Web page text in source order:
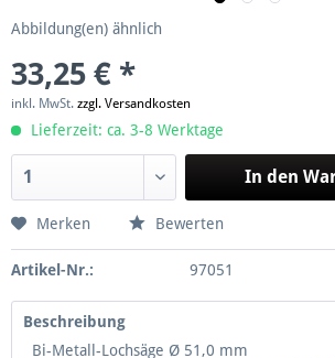
Abbildung(en) ähnlich
33,25 € *
inkl. MwSt. zzgl. Versandkosten
Lieferzeit: ca. 3-8 Werktage
In den
Merken Bewerten
Artikel-Nr.: 97051
Beschreibung
Bi-Metall-Lochsäge Ø 51,0 mm